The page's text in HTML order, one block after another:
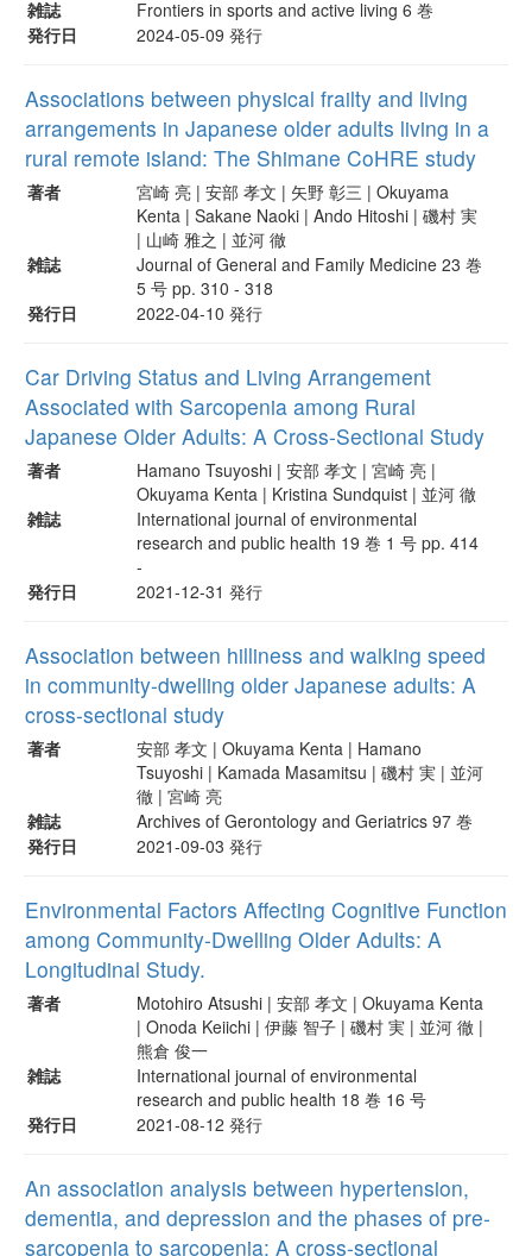
雑誌
Frontiers in sports and active living 6 巻
発行日
2024-05-09 発行
Associations between physical frailty and living
arrangements in Japanese older adults living in a
rural remote island: The Shimane CoHRE study
著者
宮崎 亮 | 安部 孝文 | 矢野 彰三 | Okuyama
Kenta | Sakane Naoki | Ando Hitoshi | 磯村 実
| 山崎 雅之 | 並河 徹
雑誌
Journal of General and Family Medicine 23 巻
5 号 pp. 310 - 318
発行日
2022-04-10 発行
Car Driving Status and Living Arrangement
Associated with Sarcopenia among Rural
Japanese Older Adults: A Cross-Sectional Study
著者
Hamano Tsuyoshi | 安部 孝文 | 宮崎 亮 |
Okuyama Kenta | Kristina Sundquist | 並河 徹
雑誌
International journal of environmental
research and public health 19 巻 1 号 pp. 414
-
発行日
2021-12-31 発行
Association between hilliness and walking speed
in community-dwelling older Japanese adults: A
cross-sectional study
著者
安部 孝文 | Okuyama Kenta | Hamano
Tsuyoshi | Kamada Masamitsu | 磯村 実 | 並河
徹 | 宮崎 亮
雑誌
Archives of Gerontology and Geriatrics 97 巻
発行日
2021-09-03 発行
Environmental Factors Affecting Cognitive Function
among Community-Dwelling Older Adults: A
Longitudinal Study.
著者
Motohiro Atsushi | 安部 孝文 | Okuyama Kenta
| Onoda Keiichi | 伊藤 智子 | 磯村 実 | 並河 徹 |
熊倉 俊一
雑誌
International journal of environmental
research and public health 18 巻 16 号
発行日
2021-08-12 発行
An association analysis between hypertension,
dementia, and depression and the phases of pre-
sarcopenia to sarcopenia: A cross-sectional